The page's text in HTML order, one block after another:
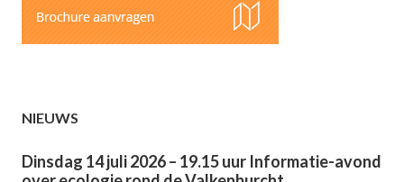
NIEUWS
Dinsdag 14 juli 2026 – 19.15 uur Informatie-avond